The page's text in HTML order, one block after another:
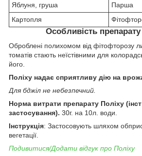
Яблуня, груша
Парша
Картопля
Особливість препарату
Оброблені полихомом від фітофторозу
томатів стають неїстівними для
його.
Поліху надає сприятливу дію на
Для бджіл не небезпечний.
Норма витрати препарату Поліху
застосування). 30г. на 10л. води.
Інструкція: Застосовують шляхом
вегетації.
Подивитися/Додати відгук про Поліху